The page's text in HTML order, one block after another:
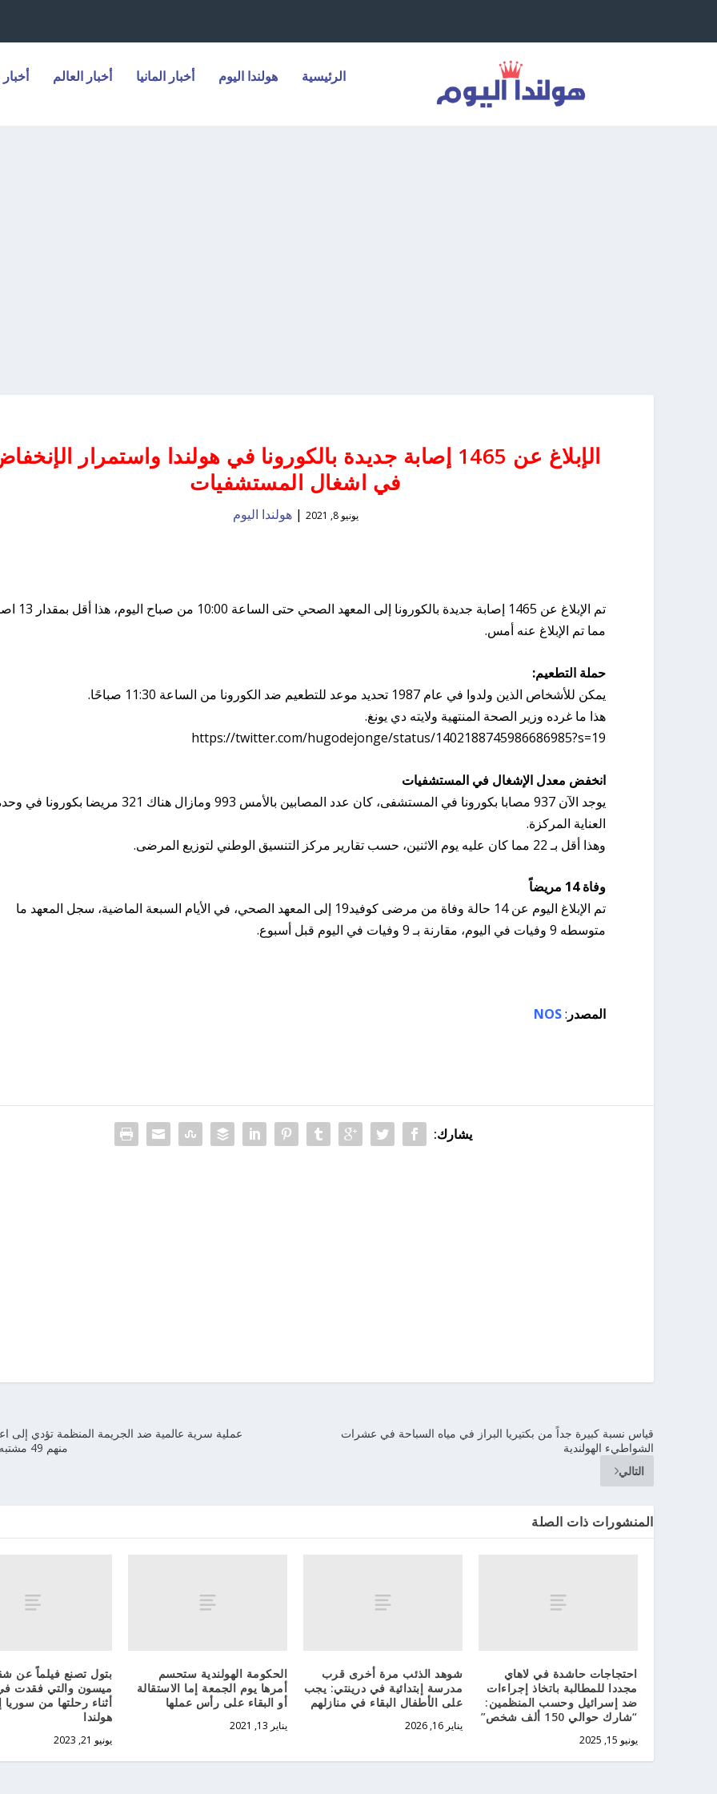
الرئيسية هولندا اليوم أخبار المانيا أخبار العالم
الإبلاغ عن 1465 إصابة جديدة بالكورونا في هولندا واستمرار
في اشغال المستشفيات
يونيو 8, 2021 |هولندا اليوم
تم الإبلاغ عن 1465 إصابة جديدة بالكورونا إلى
مما تم الإبلاغ عنه أمس.
حملة التطعيم:
يمكن للأشخاص الذين ولدوا في عام 1987 تحديد موعد للتطعيم ضد الكورونا من الساعة 11:30 صباحًا.
هذا ما غرده وزير الصحة المنتهية ولايته دي يونغ.
https://twitter.com/hugodejonge/status/1402188745986686985?s=19
انخفض معدل الإشغال في المستشفيات
يوجد الآن 937 مصابا بكورونا في المستشفى، كان عدد المصابين بالأمس 993 ومازال هناك 321 مريضا بكورونا
العناية المركزة.
وهذا أقل بـ 22 مما كان عليه يوم الاثنين، حسب تقارير مركز التنسيق الوطني لتوزيع المرضى.
وفاة 14 مريضاً
تم الإبلاغ اليوم عن 14 حالة وفاة من مرضى كوفيد19 إلى المعهد الصحي، في الأيام السبعة الماضية، سجل المعهد ما
متوسطه ​​9 وفيات في اليوم، مقارنة بـ 9 وفيات في اليوم قبل أسبوع.
المصدر:
NOS
يشارك:
عملية سرية عالمية ضد الجريمة المنظمة تؤدي إلى
منهم 49 مشتبه به في هولندا
قياس نسبة كبيرة جداً من بكتيريا البراز في مياه السباحة في عشرات
الشواطيء الهولندية
التالي
المنشورات ذات الصلة
احتجاجات حاشدة في لاهاي
مجددا للمطالبة باتخاذ إجراءات
ضد إسرائيل وحسب المنظمين:
“شارك حوالي 150 ألف شخص”
يونيو 15, 2025
شوهد الذئب مرة أخرى قرب
مدرسة إبتدائية في درينتي: يجب
على الأطفال البقاء في منازلهم
يناير 16, 2026
الحكومة الهولندية ستحسم
أمرها يوم الجمعة إما الاستقالة
أو البقاء على رأس عملها
يناير 13, 2021
بتول تصنع فيلماً عن
ميسون والتي فقدت في
أثناء رحلتها من سوريا
هولندا
يونيو 21, 2023